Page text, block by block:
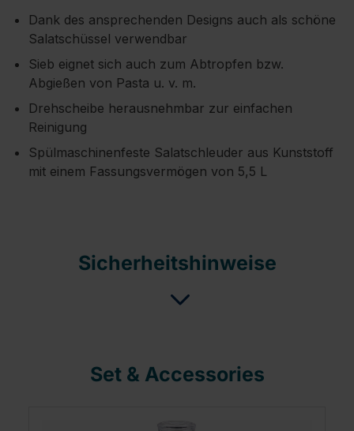
Dank des ansprechenden Designs auch als schöne
Salatschüssel verwendbar
Sieb eignet sich auch zum Abtropfen bzw.
Abgießen von Pasta u. v. m.
Drehscheibe herausnehmbar zur einfachen
Reinigung
Spülmaschinenfeste Salatschleuder aus Kunststoff
mit einem Fassungsvermögen von 5,5 L
Sicherheitshinweise
Set & Accessories